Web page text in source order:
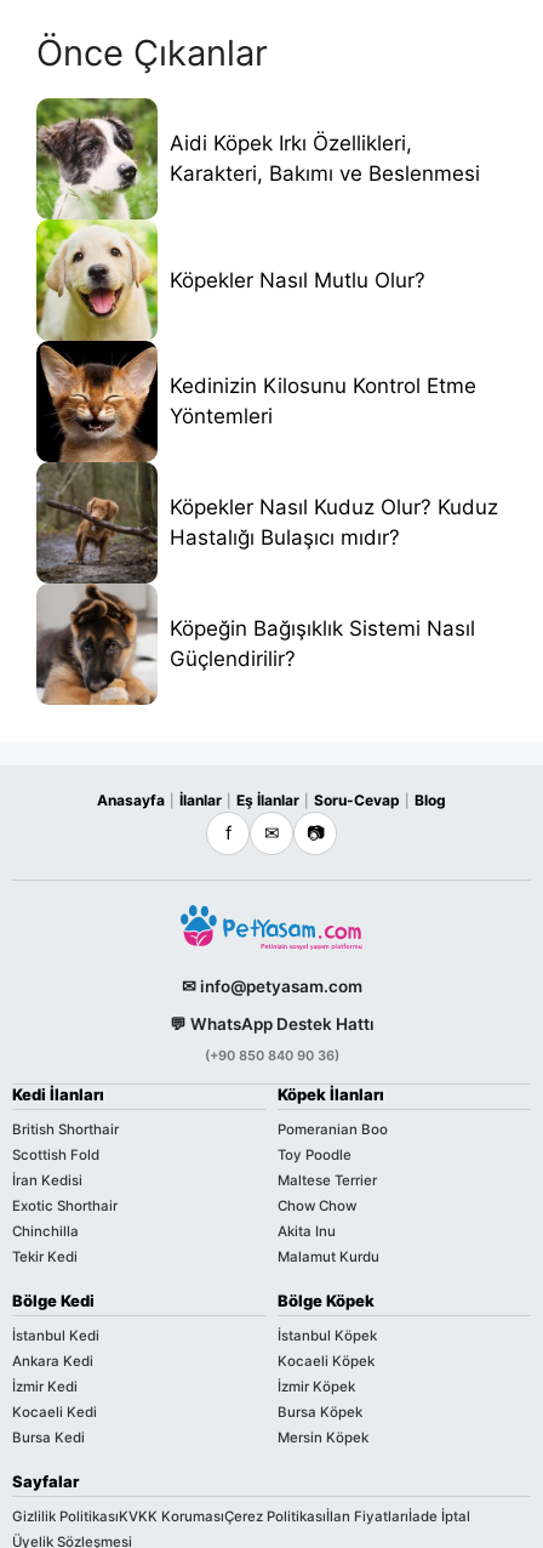
Önce Çıkanlar
Aidi Köpek Irkı Özellikleri,
Karakteri, Bakımı ve Beslenmesi
Köpekler Nasıl Mutlu Olur?
Kedinizin Kilosunu Kontrol Etme
Yöntemleri
Köpekler Nasıl Kuduz Olur? Kuduz
Hastalığı Bulaşıcı mıdır?
Köpeğin Bağışıklık Sistemi Nasıl
Güçlendirilir?
Anasayfa İlanlar Eş İlanlar Soru-Cevap Blog
f ✉ 📷
✉ info@petyasam.com
💬 WhatsApp Destek Hattı
(+90 850 840 90 36)
Kedi İlanları
British Shorthair
Scottish Fold
İran Kedisi
Exotic Shorthair
Chinchilla
Tekir Kedi
Köpek İlanları
Pomeranian Boo
Toy Poodle
Maltese Terrier
Chow Chow
Akita Inu
Malamut Kurdu
Bölge Kedi
İstanbul Kedi
Ankara Kedi
İzmir Kedi
Kocaeli Kedi
Bursa Kedi
Bölge Köpek
İstanbul Köpek
Kocaeli Köpek
İzmir Köpek
Bursa Köpek
Mersin Köpek
Sayfalar
Gizlilik PolitikasıKVKK KorumasıÇerez Politikasıİlan Fiyatlarıİade İptal
Üyelik Sözleşmesi